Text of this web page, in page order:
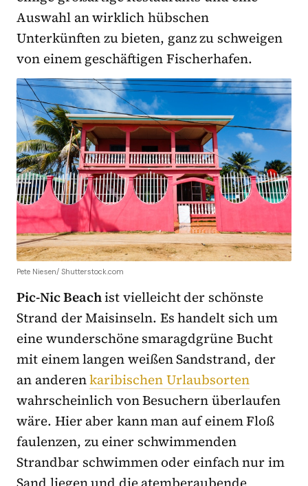
Auswahl an wirklich hübschen
Unterkünften zu bieten, ganz zu schweigen
von einem geschäftigen Fischerhafen.
Pete Niesen/ Shutterstock.com
Pic-Nic Beachist vielleicht der schönste
Strand der Maisinseln. Es handelt sich um
eine wunderschöne smaragdgrüne Bucht
mit einem langen weißen Sandstrand, der
an anderenkaribischen Urlaubsorten
wahrscheinlich von Besuchern überlaufen
wäre. Hier aber kann man auf einem Floß
faulenzen, zu einer schwimmenden
Strandbar schwimmen oder einfach nur im